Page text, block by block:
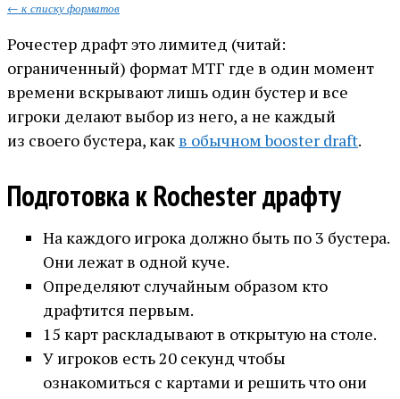
← к списку форматов
Рочестер драфт это лимитед (читай:
ограниченный) формат МТГ где в один момент
времени вскрывают лишь один бустер и все
игроки делают выбор из него, а не каждый
из своего бустера, как в обычном booster draft.
Подготовка к Rochester драфту
На каждого игрока должно быть по 3 бустера.
Они лежат в одной куче.
Определяют случайным образом кто
драфтится первым.
15 карт раскладывают в открытую на столе.
У игроков есть 20 секунд чтобы
ознакомиться с картами и решить что они